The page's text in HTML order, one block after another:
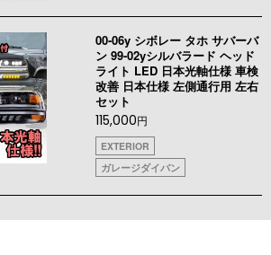
00-06y シボレー タホ サバーバ
ン 99-02yシルバラード ヘッド
ライト LED 日本光軸仕様 車検
改善 日本仕様 左側通行用 左右
セット
115,000円
EXTERIOR
ガレージダイバン